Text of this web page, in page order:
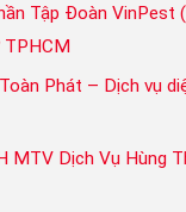
Tập Đoàn VinPest
TPHCM
Phát – Dịch vụ
MTV Dịch Vụ Hùng